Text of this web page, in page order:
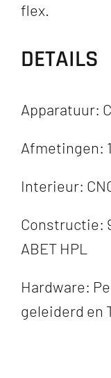
flex.
DETAILS
Apparatuur:
Afmetingen:
Interieur:
Constructie:
ABET HPL
Hardware:
geleiderd en